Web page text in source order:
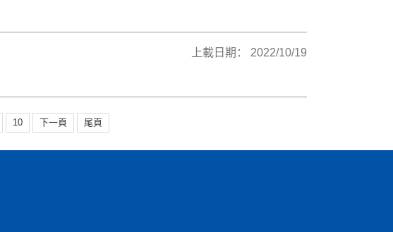
上載日期： 2022/10/19
10 下一頁 尾頁